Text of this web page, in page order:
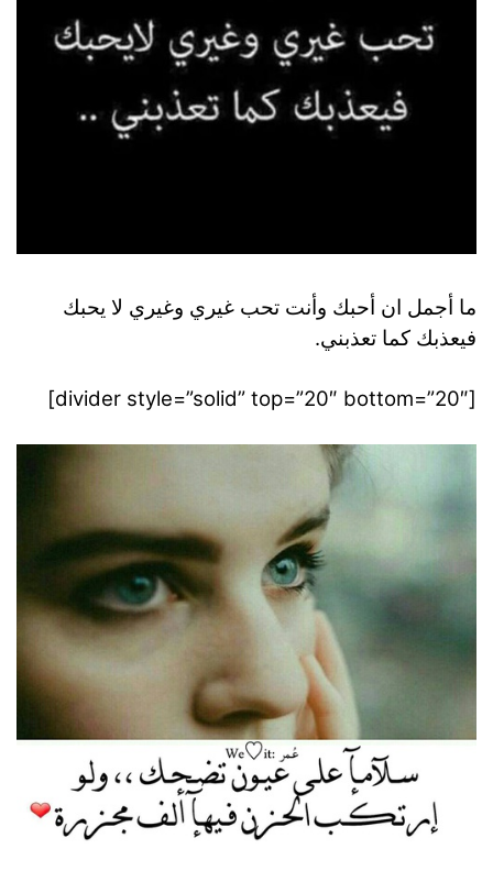
ما أجمل ان أحبك وأنت تحب غيري وغيري لا يحبك
فيعذبك كما تعذبني.
[divider style=”solid” top=”20″ bottom=”20″]